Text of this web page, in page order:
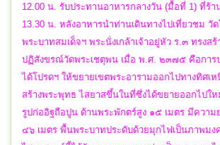
12.00 น. รับประทานอาหารกลางวัน (มื้อที่ 1) ที่ร้า
13.30 น. หลังอาหารนำท่านเดินทางไปเที่ยวชม วั
พระบาทสมเด็จฯ พระนั่งเกล้าเจ้าอยู่หัว ร.๓ ทรงส
ปฏิสังขรณ์วัดพระเชตุพน เมื่อ พ.ศ. ๒๓๗๕ คือกา
ได้โปรดฯ ให้ขยายเขตพระอารามออกไปทางทิศเ
สร้างพระพุทธ ไสยาสขึ้นในที่ซึ่งได้ขยายออกไปใ
รูปก่ออิฐถือปูน ด้านพระพักตร์สูง ๑๕ เมตร มีความ
๔๖ เมตร พื้นพระบาทประดับด้วยมุกไฟเป็นภาพม